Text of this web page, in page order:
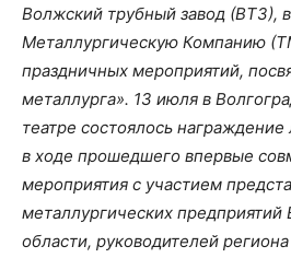
Волжский трубный завод (ВТЗ),
Металлургическую Компанию
праздничных мероприятий,
металлурга». 13 июля в
театре состоялось
в ходе прошедшего впервые
мероприятия с участием
металлургических предприятий
области, руководителей